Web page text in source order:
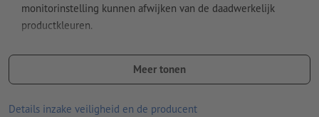
Hoe maak ik afdrukgegevens correct?
monitorinstelling kunnen afwijken van de daadwerkelijk
productkleuren.
merk: Ferraghini
Meer tonen
Details inzake veiligheid en de producent